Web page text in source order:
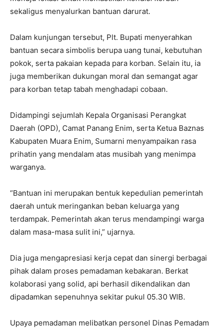
sekaligus menyalurkan bantuan darurat.
Dalam kunjungan tersebut, Plt. Bupati menyerahkan
bantuan secara simbolis berupa uang tunai, kebutuhan
pokok, serta pakaian kepada para korban. Selain itu, ia
juga memberikan dukungan moral dan semangat agar
para korban tetap tabah menghadapi cobaan.
Didampingi sejumlah Kepala Organisasi Perangkat
Daerah (OPD), Camat Panang Enim, serta Ketua Baznas
Kabupaten Muara Enim, Sumarni menyampaikan rasa
prihatin yang mendalam atas musibah yang menimpa
warganya.
“Bantuan ini merupakan bentuk kepedulian pemerintah
daerah untuk meringankan beban keluarga yang
terdampak. Pemerintah akan terus mendampingi warga
dalam masa-masa sulit ini,” ujarnya.
Dia juga mengapresiasi kerja cepat dan sinergi berbagai
pihak dalam proses pemadaman kebakaran. Berkat
kolaborasi yang solid, api berhasil dikendalikan dan
dipadamkan sepenuhnya sekitar pukul 05.30 WIB.
Upaya pemadaman melibatkan personel Dinas Pemadam